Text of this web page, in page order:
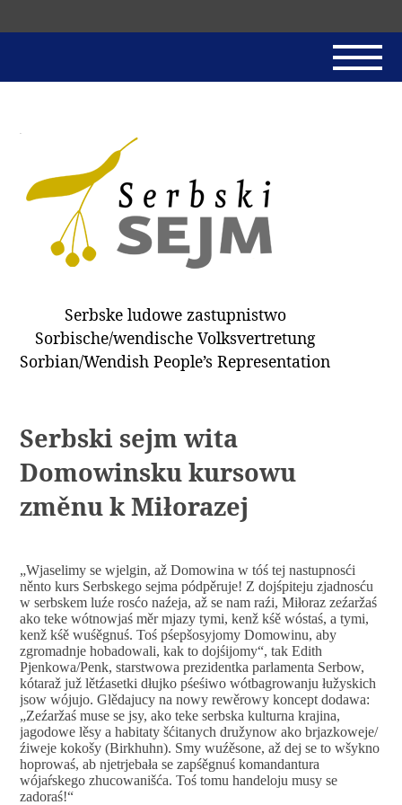
SERBSKI SEJM
JADNAŃSKI PÓRĚD
PROTOKOLE / HOBZAMKŃEŃA
DARY
WÓTPÓSŁAŃCY
HUBĚRKI
Serbske ludowe zastupnistwo
Sorbische/wendische Volksvertretung
Sorbian/Wendish People’s Representation
Serbski sejm wita
Domowinsku kursowu
změnu k Miłorazej
„Wjaselimy se wjelgin, až Domowina w tóś tej nastupnosći
něnto kurs Serbskego sejma pódpěruje! Z dojśpiteju zjadnosću
w serbskem luźe rosćo naźeja, až se nam raźi, Miłoraz zeźaržaś
ako teke wótnowjaś měr mjazy tymi, kenž kśě wóstaś, a tymi,
kenž kśě wuśěgnuś. Toś pśepšosyjomy Domowinu, aby
zgromadnje hobadowali, kak to dojśijomy“, tak Edith
Pjenkowa/Penk, starstwowa prezidentka parlamenta Serbow,
kótaraž juž lětźasetki dłujko pśeśiwo wótbagrowanju łužyskich
jsow wójujo. Glědajucy na nowy rewěrowy koncept dodawa:
„Zeźaržaś muse se jsy, ako teke serbska kulturna krajina,
jagodowe lěsy a habitaty šćitanych družynow ako brjazkoweje/
źiweje kokošy (Birkhuhn). Smy wuźěsone, až dej se to wšykno
hoprowaś, ab njetrjebała se zapśěgnuś komandantura
wójaŕskego zhucowanišća. Toś tomu handeloju musy se
zadoraś!“